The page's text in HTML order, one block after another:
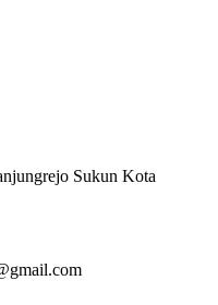
Sukun Kota